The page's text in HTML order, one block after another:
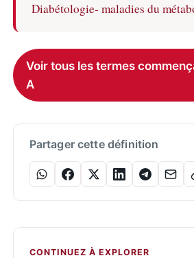
Diabétologie- maladies du
Voir tous les termes
A
Partager cette définition
CONTINUEZ À EXPLORER